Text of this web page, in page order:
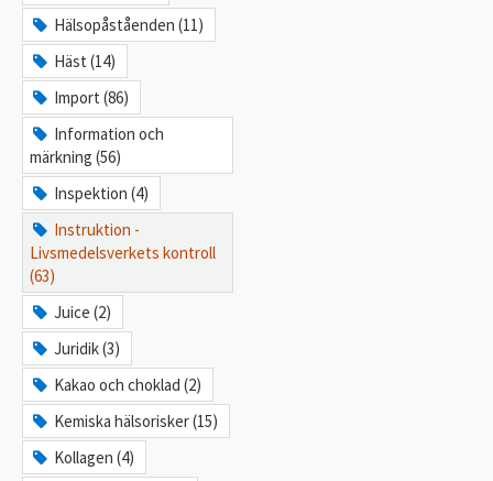
Hälsopåståenden (11)
Häst (14)
Import (86)
Information och
märkning (56)
Inspektion (4)
Instruktion -
Livsmedelsverkets kontroll
(63)
Juice (2)
Juridik (3)
Kakao och choklad (2)
Kemiska hälsorisker (15)
Kollagen (4)